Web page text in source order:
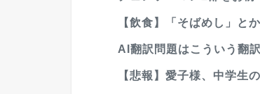
【飲食】「そばめし」と
AI翻訳問題はこういう翻
【悲報】愛子様、中学生